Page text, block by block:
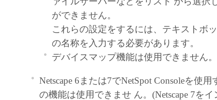
しもしくは削除してはなりません。
保証の否認・免責
「本ソフトウェア」は、『現状の
用許諾されます。キヤノン、キヤ
店のいずれも、「本ソフトウェア
ができません。
これらの設定をするには、テキストボ
の名称を入力する必要があります。
デバイスマップ機能は使用できません。
Netscape 6または7でNetSpot Consoleを使
の機能は使用できませ ん。(Netscape 7を